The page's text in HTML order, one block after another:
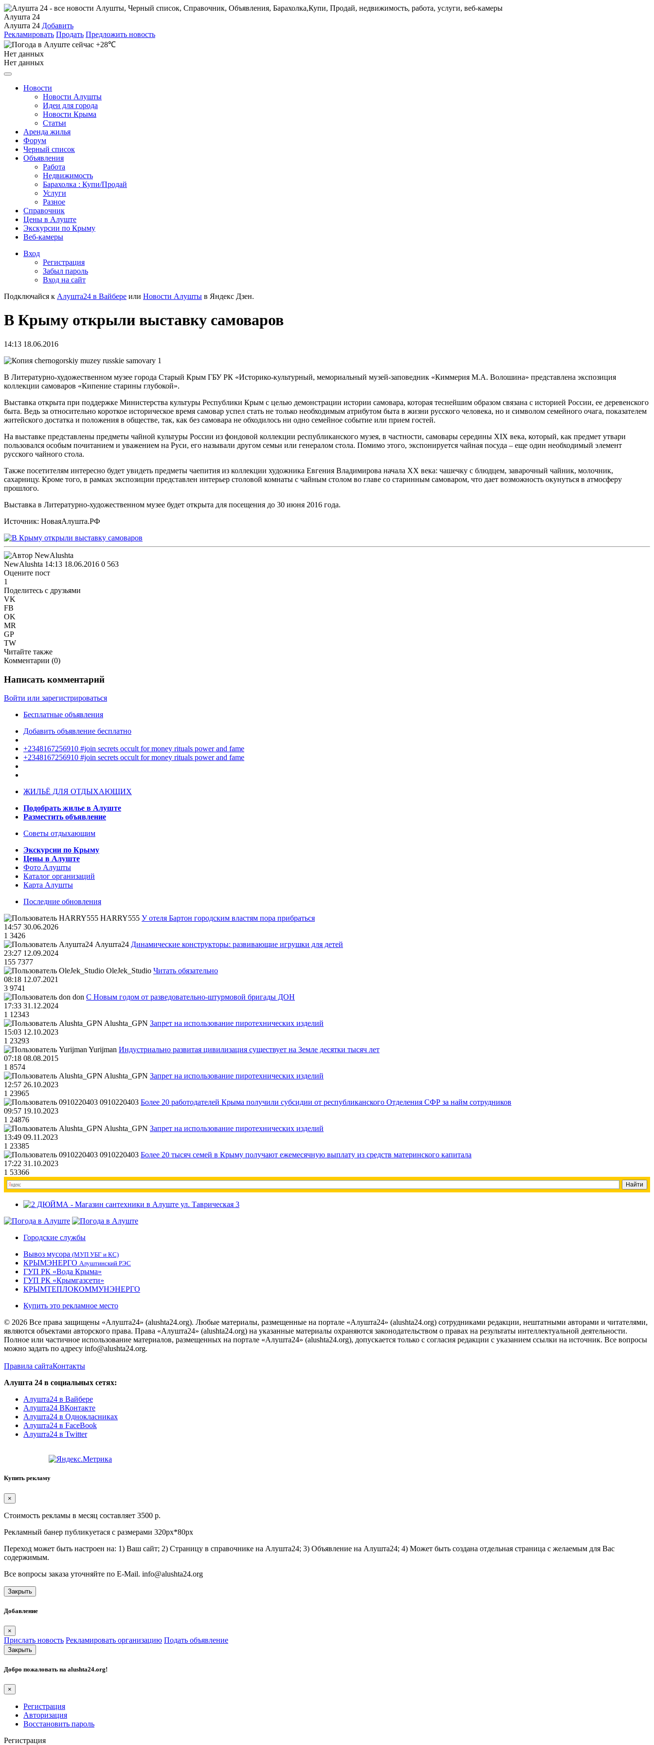
Алушта 24
Алушта 24 Добавить
Рекламировать Продать Предложить новость
+28℃
Нет данных
Нет данных
Новости
Новости Алушты
Идеи для города
Новости Крыма
Статьи
Аренда жилья
Форум
Черный список
Объявления
Работа
Недвижимость
Барахолка : Купи/Продай
Услуги
Разное
Справочник
Цены в Алуште
Экскурсии по Крыму
Веб-камеры
Вход
Регистрация
Забыл пароль
Вход на сайт
Подключайся к Алушта24 в Вайбере или Новости Алушты в Яндекс Дзен.
В Крыму открыли выставку самоваров
14:13 18.06.2016
В Литературно-художественном музее города Старый Крым ГБУ РК «Историко-культурный, мемориальный музей-заповедник «Киммерия М.А. Волошина» представлена экспозиция
коллекции самоваров «Кипение старины глубокой».
Выставка открыта при поддержке Министерства культуры Республики Крым с целью демонстрации истории самовара, которая теснейшим образом связана с историей России, ее деревенского
быта. Ведь за относительно короткое историческое время самовар успел стать не только необходимым атрибутом быта в жизни русского человека, но и символом семейного очага, показателем
житейского достатка и положения в обществе, так, как без самовара не обходилось ни одно семейное событие или прием гостей.
На выставке представлены предметы чайной культуры России из фондовой коллекции республиканского музея, в частности, самовары середины XIX века, который, как предмет утвари
пользовался особым почитанием и уважением на Руси, его называли другом семьи или генералом стола. Помимо этого, экспонируется чайная посуда – еще один необходимый элемент
русского чайного стола.
Также посетителям интересно будет увидеть предметы чаепития из коллекции художника Евгения Владимирова начала ХХ века: чашечку с блюдцем, заварочный чайник, молочник,
сахарницу. Кроме того, в рамках экспозиции представлен интерьер столовой комнаты с чайным столом во главе со старинным самоваром, что дает возможность окунуться в атмосферу
прошлого.
Выставка в Литературно-художественном музее будет открыта для посещения до 30 июня 2016 года.
Источник: НоваяАлушта.РФ
NewAlushta 14:13 18.06.2016 0 563
Оцените пост
1
Поделитесь с друзьями
VK
FB
OK
MR
GP
TW
Читайте также
Комментарии (0)
Написать комментарий
Войти или зарегистрироваться
Бесплатные объявления
Добавить объявление бесплатно
+2348167256910 #join secrets occult for money rituals power and fame
+2348167256910 #join secrets occult for money rituals power and fame
ЖИЛЬЁ ДЛЯ ОТДЫХАЮЩИХ
Подобрать жилье в Алуште
Разместить объявление
Советы отдыхающим
Экскурсии по Крыму
Цены в Алуште
Фото Алушты
Каталог организаций
Карта Алушты
Последние обновления
HARRY555 У отеля Бартон городским властям пора прибраться
14:57 30.06.2026
1 3426
Алушта24 Динамические конструкторы: развивающие игрушки для детей
23:27 12.09.2024
155 7377
OleJek_Studio Читать обязательно
08:18 12.07.2021
3 9741
don С Новым годом от разведовательно-штурмовой бригады ДОН
17:33 31.12.2024
1 12343
Alushta_GPN Запрет на использование пиротехнических изделий
15:03 12.10.2023
1 23293
Yurijman Индустриально развитая цивилизация существует на Земле десятки тысяч лет
07:18 08.08.2015
1 8574
Alushta_GPN Запрет на использование пиротехнических изделий
12:57 26.10.2023
1 23965
0910220403 Более 20 работодателей Крыма получили субсидии от республиканского Отделения СФР за найм сотрудников
09:57 19.10.2023
1 24876
Alushta_GPN Запрет на использование пиротехнических изделий
13:49 09.11.2023
1 23385
0910220403 Более 20 тысяч семей в Крыму получают ежемесячную выплату из средств материнского капитала
17:22 31.10.2023
1 53366
Городские службы
Вывоз мусора (МУП УБГ и КС)
КРЫМЭНЕРГО Алуштинский РЭС
ГУП РК «Вода Крыма»
ГУП РК «Крымгазсети»
КРЫМТЕПЛОКОММУНЭНЕРГО
Купить это рекламное место
© 2026 Все права защищены «Алушта24» (alushta24.org). Любые материалы, размещенные на портале «Алушта24» (alushta24.org) сотрудниками редакции, нештатными авторами и читателями,
являются объектами авторского права. Права «Алушта24» (alushta24.org) на указанные материалы охраняются законодательством о правах на результаты интеллектуальной деятельности.
Полное или частичное использование материалов, размещенных на портале «Алушта24» (alushta24.org), допускается только с согласия редакции с указанием ссылки на источник. Все вопросы
можно задать по адресу info@alushta24.org.
Правила сайтаКонтакты
Алушта 24 в социальных сетях:
Алушта24 в Вайбере
Алушта24 ВКонтакте
Алушта24 в Однокласниках
Алушта24 в FaceBook
Алушта24 в Twitter
Купить рекламу
×
Стоимость рекламы в месяц составляет 3500 р.
Рекламный банер публикуетася с размерами 320px*80px
Переход может быть настроен на: 1) Ваш сайт; 2) Страницу в справочнике на Алушта24; 3) Объявление на Алушта24; 4) Может быть создана отдельная страница с желаемым для Вас
содержимым.
Все вопросы заказа уточняйте по E-Mail. info@alushta24.org
Закрыть
Добавление
×
Прислать новость Рекламировать организацию Подать объявление
Закрыть
Добро пожаловать на alushta24.org!
×
Регистрация
Авторизация
Восстановить пароль
Регистрация